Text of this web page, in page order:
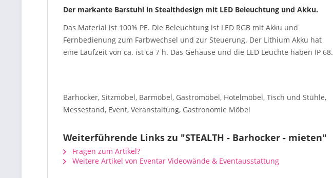
Der markante Barstuhl in Stealthdesign mit LED Beleuchtung und Akku.
Das Material ist 100% PE. Die Beleuchtung ist LED RGB mit Akku und
Fernbedienung zum Farbwechsel und zur Steuerung. Der Lithium Akku hat
eine Laufzeit von ca. ist ca 7 h. Das Gehäuse und die LED Leuchte haben IP 68.
Barhocker, Sitzmöbel, Barmöbel, Gastromöbel, Hotelmöbel, Tisch und Stühle,
Messestand, Event, Veranstaltung, Gastronomie Möbel
Weiterführende Links zu "STEALTH - Barhocker - mieten"
Fragen zum Artikel?
Weitere Artikel von Eventar Videowände & Eventausstattung